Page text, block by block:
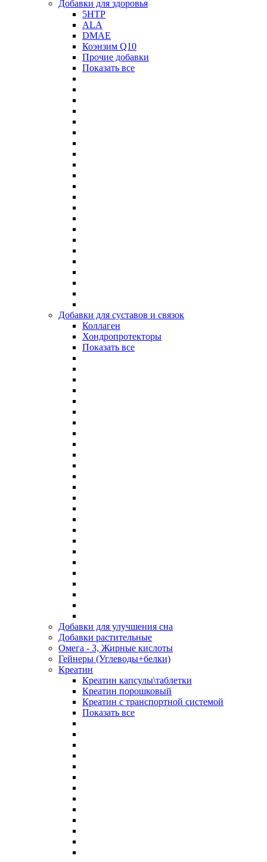
Добавки для здоровья
5HTP
ALA
DMAE
Коэнзим Q10
Прочие добавки
Показать все
Добавки для суставов и связок
Коллаген
Хондропротекторы
Показать все
Добавки для улучшения сна
Добавки растительные
Омега - 3, Жирные кислоты
Гейнеры (Углеводы+белки)
Креатин
Креатин капсулы\таблетки
Креатин порошковый
Креатин с транспортной системой
Показать все